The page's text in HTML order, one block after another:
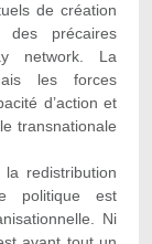
de création
précaires
network. La
les forces
d’action et
transnationale
redistribution
politique est
Ni